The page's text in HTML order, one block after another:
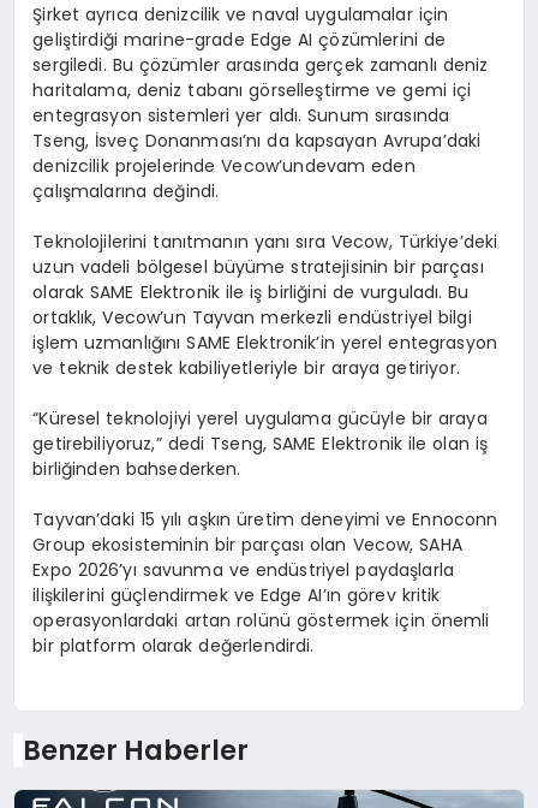
Şirket ayrıca denizcilik ve naval uygulamalar için
geliştirdiği marine-grade Edge AI çözümlerini de
sergiledi. Bu çözümler arasında gerçek zamanlı deniz
haritalama, deniz tabanı görselleştirme ve gemi içi
entegrasyon sistemleri yer aldı. Sunum sırasında
Tseng, İsveç Donanması’nı da kapsayan Avrupa’daki
denizcilik projelerindeVecow’undevam eden
çalışmalarına değindi.
Teknolojilerini tanıtmanın yanı sıra Vecow, Türkiye’deki
uzun vadeli bölgesel büyüme stratejisinin bir parçası
olarak SAME Elektronik ile iş birliğini de vurguladı. Bu
ortaklık,Vecow’un Tayvan merkezli endüstriyel bilgi
işlem uzmanlığını SAME Elektronik’in yerel entegrasyon
ve teknik destek kabiliyetleriyle bir araya getiriyor.
“Küresel teknolojiyi yerel uygulama gücüyle bir araya
getirebiliyoruz,” dedi Tseng, SAME Elektronik ile olan iş
birliğinden bahsederken.
Tayvan’daki 15 yılı aşkın üretim deneyimi veEnnoconn
Group ekosisteminin bir parçası olan Vecow, SAHA
Expo 2026’yı savunma ve endüstriyel paydaşlarla
ilişkilerini güçlendirmek ve Edge AI’ın görev kritik
operasyonlardaki artan rolünü göstermek için önemli
bir platform olarak değerlendirdi.
Benzer Haberler